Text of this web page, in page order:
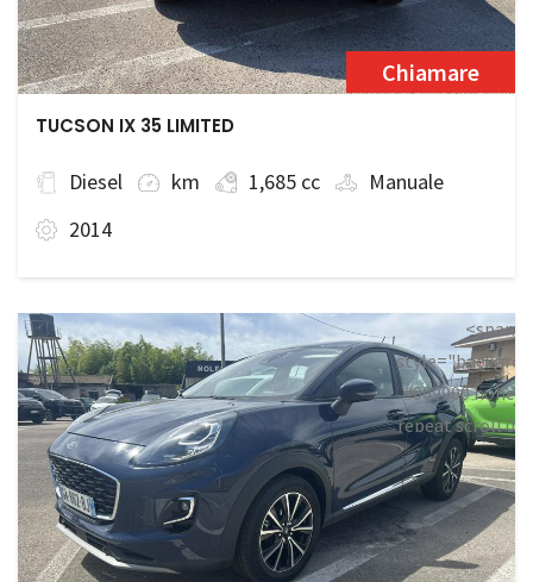
Chiamare
TUCSON IX 35 LIMITED
Diesel km 1,685 cc
Manuale
2014
<span
#009900 none
repeat scroll 0